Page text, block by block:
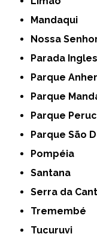
Mandaqui
Nossa
Parada
Parque
Parque
Parque
Parque São
Pompéia
Santana
Serra da
Tremembé
Tucuruvi